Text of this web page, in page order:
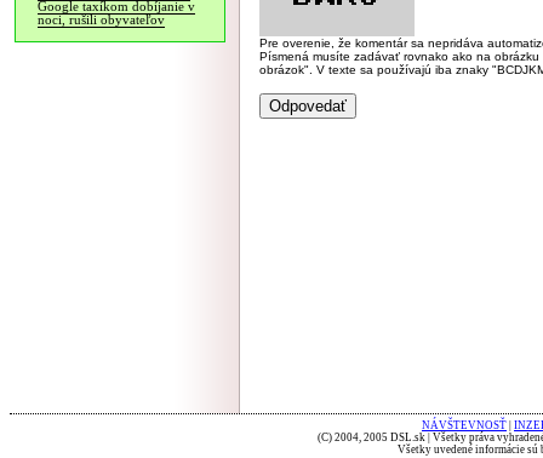
Google taxíkom dobíjanie v
noci, rušili obyvateľov
Pre overenie, že komentár sa nepridáva
Písmená musíte zadávať rovnako ako na
obrázok". V texte sa používajú iba znaky
NÁVŠTEVNOSŤ
(C) 2004, 2005 DSL.sk | Všetky práva
Všetky uvedené informácie sú